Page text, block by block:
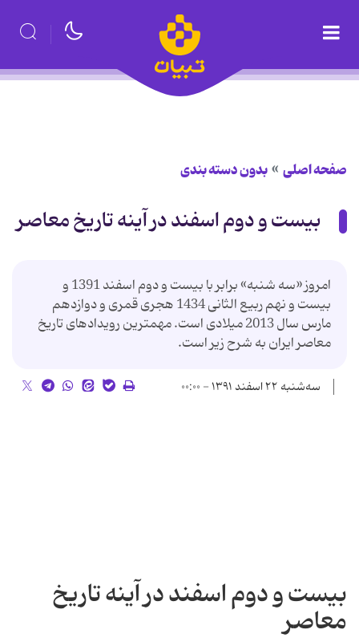
صفحه اصلی بدون دسته بندی
بیست و دوم اسفند در آینه تاریخ معاصر
امروز «سه شنبه» برابر با بیست و دوم اسفند 1391 و
بیست و نهم ربیع الثانی 1434 هجری قمری و دوازدهم
مارس سال 2013 میلادی است. مهمترین رویدادهای تاریخ
معاصر ایران به شرح زیر است.
سه‌شنبه ۲۲ اسفند ۱۳۹۱ - ۰۰:۰۰
بیست و دوم اسفند در آینه تاریخ
معاصر